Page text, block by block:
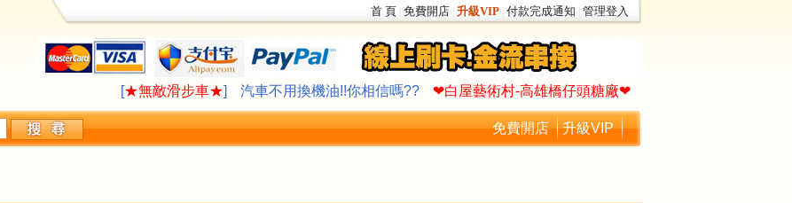
首 頁 免費開店 升級VIP| 付款完成通知 管理登入
驚!老爸買了一艘遊艇
∮旅遊住宿,創作你的生命故事∮
LAVAZZA 咖啡機合作供應
❤白屋藝術村-高雄橋仔頭糖廠❤
汽車不用換機油!!你相信嗎??
[★無敵滑步車★]
驚!老爸買了一艘遊艇
∮旅遊住宿,創作你的生命故事∮
LAVAZZA 咖啡機合作供應
❤白屋藝術村-高雄橋仔頭糖廠❤
升級VIP
免費開店